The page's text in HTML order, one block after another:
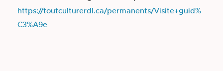
https://toutculturerdl.ca/permanents/Visite+guid%
C3%A9e